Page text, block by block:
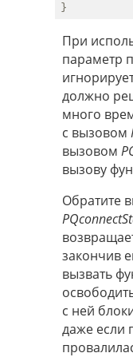
При
параметр
должно
много
с вызовом
вызовом
вызову
Обратите
закончив
вызвать
с ней
даже если